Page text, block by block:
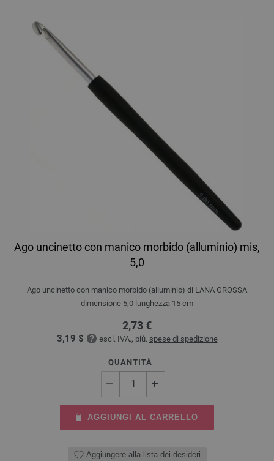
Ago uncinetto con manico morbido (alluminio) mis,
5,0
Ago uncinetto con manico morbido (alluminio) di LANA GROSSA
dimensione 5,0 lunghezza 15 cm
2,73 €
3,19 $ escl. IVA., più. spese di spedizione
QUANTITÀ
AGGIUNGI AL CARRELLO
Aggiungere alla lista dei desideri